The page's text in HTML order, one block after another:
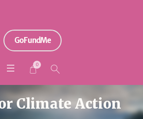
GoFundMe
0
Climate Action